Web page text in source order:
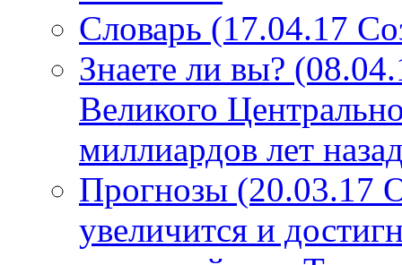
Словарь (17.04.17
Знаете ли вы?
Великого
миллиардов лет
Прогнозы (20.03.17
увеличится и